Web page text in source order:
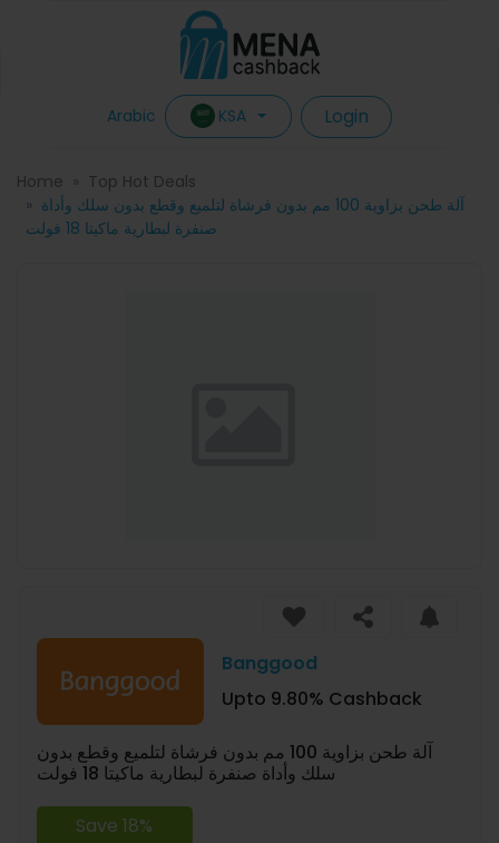
Arabic KSA Login
Home
Top Hot Deals
آلة طحن بزاوية 100 مم بدون فرشاة لتلميع وقطع بدون سلك وأداة
صنفرة لبطارية ماكيتا 18 فولت
Banggood
Upto 9.80% Cashback
آلة طحن بزاوية 100 مم بدون فرشاة لتلميع وقطع بدون
سلك وأداة صنفرة لبطارية ماكيتا 18 فولت
Save 18%